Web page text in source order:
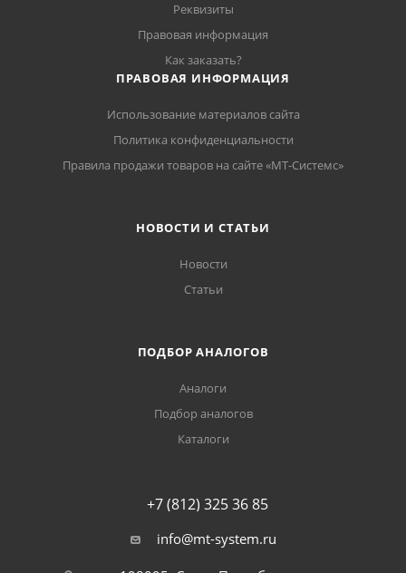
Реквизиты
Правовая информация
Как заказать?
ПРАВОВАЯ ИНФОРМАЦИЯ
Использование материалов сайта
Политика конфиденциальности
Правила продажи товаров на сайте «МТ-Системс»
НОВОСТИ И СТАТЬИ
Новости
Статьи
ПОДБОР АНАЛОГОВ
Аналоги
Подбор аналогов
Каталоги
+7 (812) 325 36 85
info@mt-system.ru